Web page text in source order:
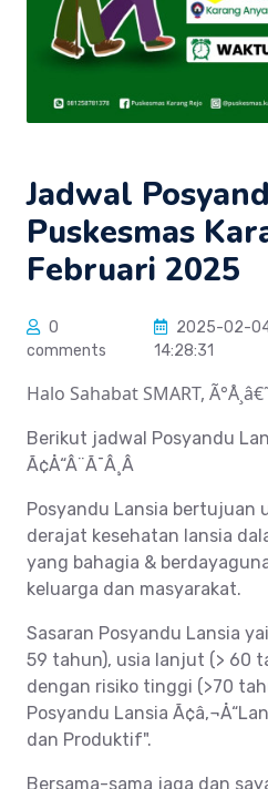
Jadwal
Puskesmas
Februari 2025
0
comments
2025-02-
14:28:31
Halo Sahabat SMART,
Berikut jadwal Posyandu
Ã¢Å“Â¨Ã¯Â¸Â
Posyandu Lansia bertujuan
derajat kesehatan lansia
yang bahagia &
keluarga dan masyarakat.
Sasaran Posyandu Lansia
59 tahun), usia lanjut (> 60
dengan risiko tinggi (>70
Posyandu Lansia
dan Produktif".
Bersama-sama jaga dan